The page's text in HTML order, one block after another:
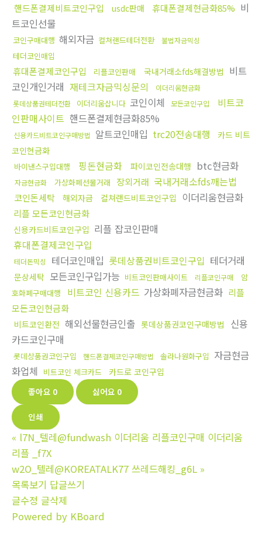
핸드폰결제비트코인구입 usdc판매 휴대폰결제현금화85% 비
트코인선물
코인구매대행 해외자금 컬쳐랜드테더전환 불법자금믹싱
테더코인매입
휴대폰결제코인구입 리플코인판매 국내거래소fds해결방법 비트
코인개인거래 재테크자금믹싱문의
이더리움현금화
롯데상품권테더전환
이더리움삽니다 코인이체 모든코인구입
비트코
인판매사이트 핸드폰결제현금화85%
신용카드비트코인구매방법 알트코인매입 trc20전송대행
카드 비트
코인현금화
바이낸스구입대행 핑돈현금화 파이코인전송대행 btc현금화
자금현금화 가상화폐선물거래 장외거래 국내거래소fds깨는법
코인돈세탁 해외자금 컬쳐랜드비트코인구입 이더리움현금화
리플 모든코인현금화
신용카드비트코인구입 리플 잡코인판매
휴대폰결제코인구입
테더돈믹싱 테더코인매입 롯데상품권비트코인구입 테더거래
문상세탁 모든코인구입가능 비트코인판매사이트 리플코인구매
암
호화폐구매대행
비트코인 신용카드 가상화폐자금현금화 리플
모든코인현금화
비트코인환전 해외선물현금인출 롯데상품권코인구매방법
신용
카드코인구매
롯데상품권코인구입 핸드폰결제코인구매방법 솔라나원화구입 자금현금
화업체
비트코인 체크카드
카드로 코인구입
좋아요 0 싫어요 0
인쇄
« l7N_텔레@fundwash 이더리움 리플코인구매 이더리움
리플 _f7X
w2O_텔레@KOREATALK77 쓰레드해킹_g6L »
목록보기 답글쓰기
글수정 글삭제
Powered by KBoard